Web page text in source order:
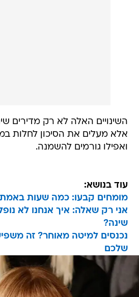
השינויים האלה לא רק מדירים
אלא מעלים את הסיכון לחלות
ואפילו גורמים להשמנה.
עוד בנושא:
מומחים קבעו: כמה שעות באמת
אני רק שאלה: איך אנחנו לא
שינה?
נכנסים למיטה מאוחר? זה
שלכם